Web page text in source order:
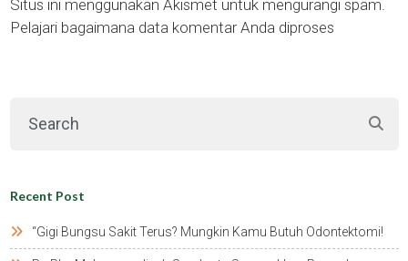
Situs ini menggunakan Akismet untuk mengurangi spam.
Pelajari bagaimana data komentar Anda diproses
Recent Post
“gigi Bungsu Sakit Terus? Mungkin Kamu Butuh Odontektomi!